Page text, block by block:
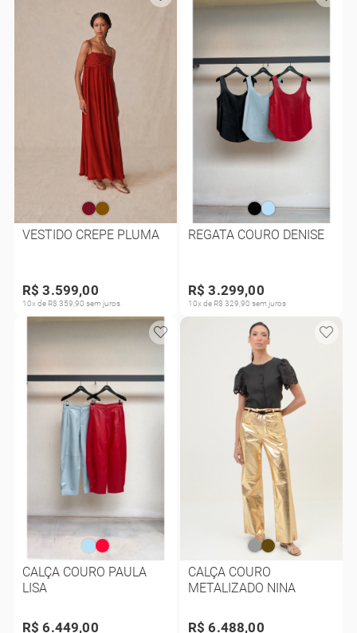
VESTIDO CREPE PLUMA
R$ 3.599,00
10x de R$ 359,90 sem juros
REGATA COURO DENISE
R$ 3.299,00
10x de R$ 329,90 sem juros
CALÇA COURO PAULA
LISA
R$ 6.449,00
CALÇA COURO
METALIZADO NINA
R$ 6.488,00